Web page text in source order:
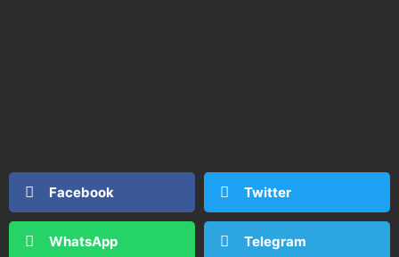
Facebook Twitter
WhatsApp Telegram